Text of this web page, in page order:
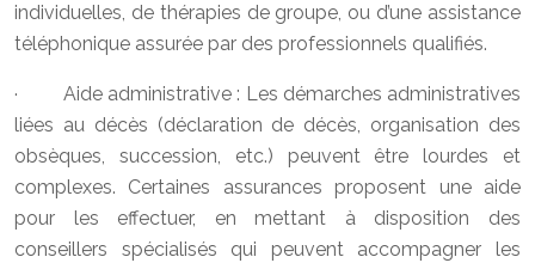
individuelles, de thérapies de groupe, ou d’une assistance
téléphonique assurée par des professionnels qualifiés.
· Aide administrative : Les démarches administratives
liées au décès (déclaration de décès, organisation des
obsèques, succession, etc.) peuvent être lourdes et
complexes. Certaines assurances proposent une aide
pour les effectuer, en mettant à disposition des
conseillers spécialisés qui peuvent accompagner les